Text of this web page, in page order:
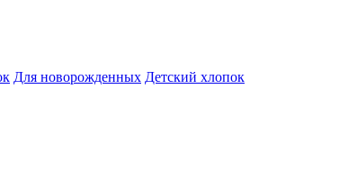
Для новорожденных Детский хлопок